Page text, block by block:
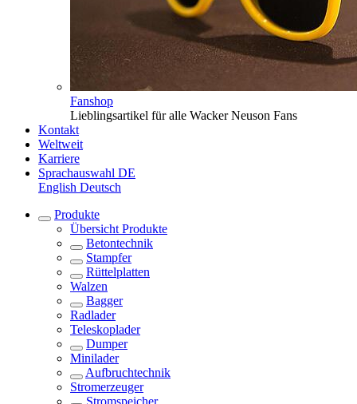
Fanshop
Lieblingsartikel für alle Wacker Neuson Fans
Kontakt
Weltweit
Karriere
Sprachauswahl DE
English Deutsch
Produkte
Übersicht Produkte
Betontechnik
Stampfer
Rüttelplatten
Walzen
Bagger
Radlader
Teleskoplader
Dumper
Minilader
Aufbruchtechnik
Stromerzeuger
Stromspeicher